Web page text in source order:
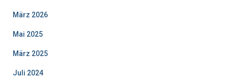
März 2026
Mai 2025
März 2025
Juli 2024